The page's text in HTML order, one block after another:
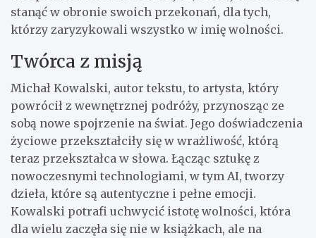
stanąć w obronie swoich przekonań, dla tych,
którzy zaryzykowali wszystko w imię wolności.
Twórca z misją
Michał Kowalski, autor tekstu, to artysta, który
powrócił z wewnętrznej podróży, przynosząc ze
sobą nowe spojrzenie na świat. Jego doświadczenia
życiowe przekształciły się w wrażliwość, którą
teraz przekształca w słowa. Łącząc sztukę z
nowoczesnymi technologiami, w tym AI, tworzy
dzieła, które są autentyczne i pełne emocji.
Kowalski potrafi uchwycić istotę wolności, która
dla wielu zaczęła się nie w książkach, ale na